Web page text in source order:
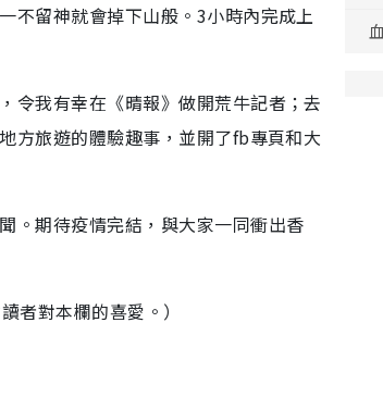
不留神就會掉下山般。3小時內完成上
令我有幸在《晴報》做開荒牛記者；去
方旅遊的體驗趣事，並開了fb專頁和大
。期待疫情完結，與大家一同衝出香
者對本欄的喜愛。）